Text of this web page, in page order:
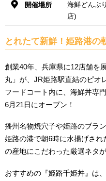
開催場所
海鮮どんぶ
店)
とれたて新鮮！姫路港の
創業40年、兵庫県に12店舗を
丸」が、JR姫路駅直結のピオ
フードコート内に、海鮮丼専
6月21日にオープン！
播州名物焼穴子や姫路のブラ
姫路の港で朝6時に水揚げさ
の産地にこだわった厳選ネタ
おすすめの『姫路千姫丼』は